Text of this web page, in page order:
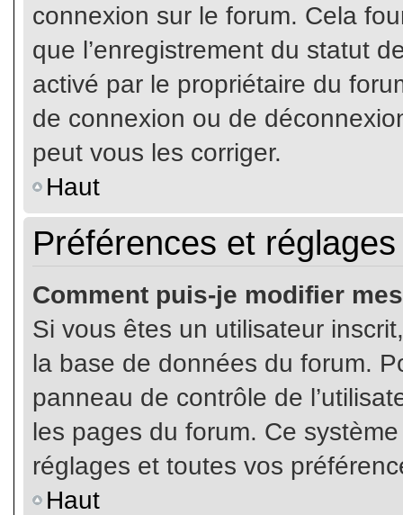
connexion sur le forum. Cela
que l’enregistrement du statut
activé par le propriétaire du
de connexion ou de
peut vous les corriger.
Haut
Préférences et
Comment puis-je modifier
Si vous êtes un utilisateur
la base de données du forum.
panneau de contrôle de
les pages du forum. Ce
réglages et toutes vos
Haut